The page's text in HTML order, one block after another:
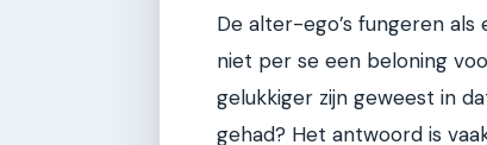
De alter-ego’s fungeren als
niet per se een beloning
gelukkiger zijn geweest in
gehad? Het antwoord is